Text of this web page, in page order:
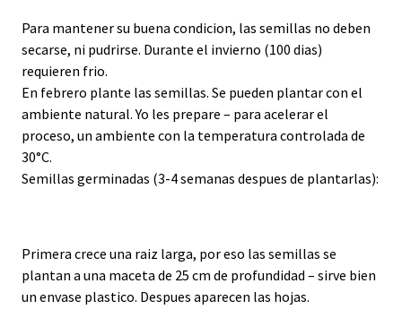
Para mantener su buena condicion, las semillas no deben
secarse, ni pudrirse. Durante el invierno (100 dias)
requieren frio.
En febrero plante las semillas. Se pueden plantar con el
ambiente natural. Yo les prepare – para acelerar el
proceso, un ambiente con la temperatura controlada de
30°C.
Semillas germinadas (3-4 semanas despues de plantarlas):
Primera crece una raiz larga, por eso las semillas se
plantan a una maceta de 25 cm de profundidad – sirve bien
un envase plastico. Despues aparecen las hojas.